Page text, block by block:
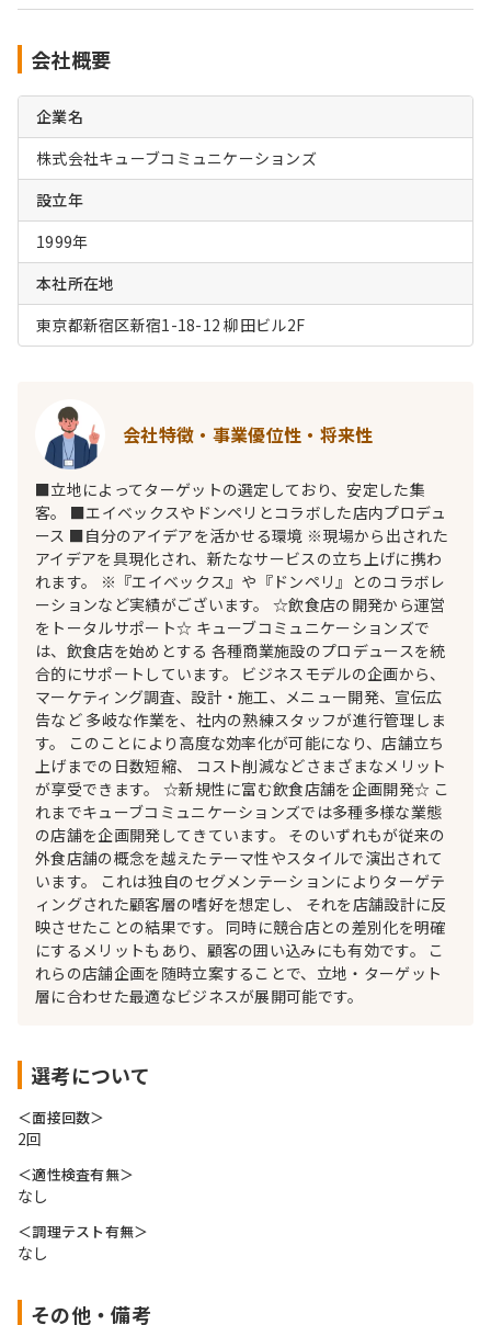
会社概要
企業名
株式会社キューブコミュニケーションズ
設立年
1999年
本社所在地
東京都新宿区新宿1-18-12 柳田ビル2F
会社特徴・事業優位性・将来性
■立地によってターゲットの選定しており、安定した集
客。 ■エイベックスやドンペリとコラボした店内プロデュ
ース ■自分のアイデアを活かせる環境 ※現場から出された
アイデアを具現化され、新たなサービスの立ち上げに携わ
れます。 ※『エイベックス』や『ドンペリ』とのコラボレ
ーションなど実績がございます。 ☆飲食店の開発から運営
をトータルサポート☆ キューブコミュニケーションズで
は、飲食店を始めとする 各種商業施設のプロデュースを統
合的にサポートしています。 ビジネスモデルの企画から、
マーケティング調査、設計・施工、メニュー開発、宣伝広
告など 多岐な作業を、社内の熟練スタッフが進行管理しま
す。 このことにより高度な効率化が可能になり、店舗立ち
上げまでの日数短縮、 コスト削減などさまざまなメリット
が享受できます。 ☆新規性に富む飲食店舗を企画開発☆ こ
れまでキューブコミュニケーションズでは多種多様な業態
の店舗を企画開発してきています。 そのいずれもが従来の
外食店舗の概念を越えたテーマ性やスタイルで演出されて
います。 これは独自のセグメンテーションによりターゲテ
ィングされた顧客層の嗜好を想定し、 それを店舗設計に反
映させたことの結果です。 同時に競合店との差別化を明確
にするメリットもあり、顧客の囲い込みにも有効です。 こ
れらの店舗企画を随時立案することで、立地・ターゲット
層に合わせた最適なビジネスが展開可能です。
選考について
＜面接回数＞
2回
＜適性検査有無＞
なし
＜調理テスト有無＞
なし
その他・備考